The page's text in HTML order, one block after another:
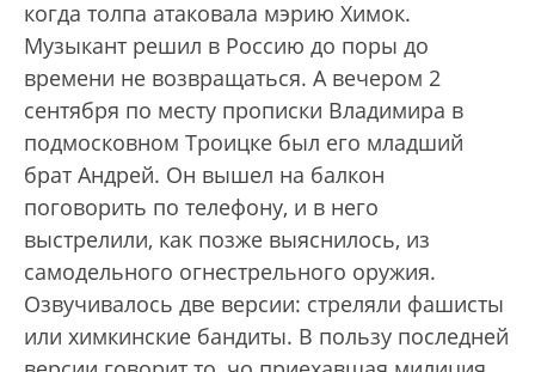
когда толпа атаковала мэрию Химок.
Музыкант решил в Россию до поры до
времени не возвращаться. А вечером 2
сентября по месту прописки Владимира в
подмосковном Троицке был его младший
брат Андрей. Он вышел на балкон
поговорить по телефону, и в него
выстрелили, как позже выяснилось, из
самодельного огнестрельного оружия.
Озвучивалось две версии: стреляли фашисты
или химкинские бандиты. В пользу последней